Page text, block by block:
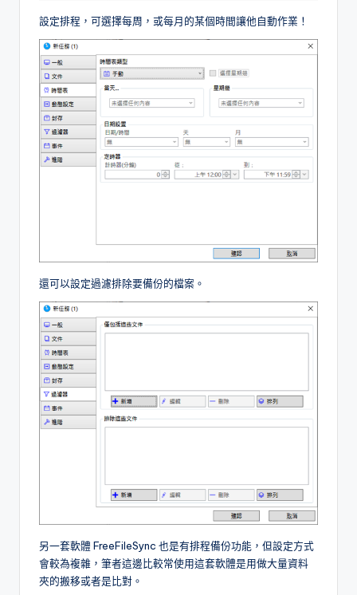
設定排程，可選擇每周，或每月的某個時間讓他自動作業！
還可以設定過濾排除要備份的檔案。
另一套軟體 FreeFileSync 也是有排程備份功能，但設定方式
會較為複雜，筆者這邊比較常使用這套軟體是用做大量資料
夾的搬移或者是比對。